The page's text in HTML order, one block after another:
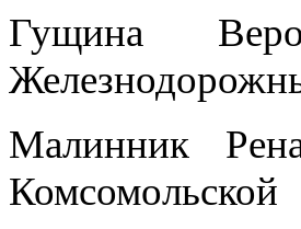
Гущина
Малинник
Комсомольской